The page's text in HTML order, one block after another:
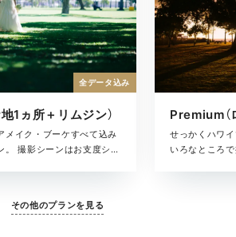
1ヵ所＋リムジン）
メイク・ブーケすべて込み
。 撮影シーンはお支度シー
全データ込み
Premium（
せっかくハワ
いろなところ
その他のプランを見る